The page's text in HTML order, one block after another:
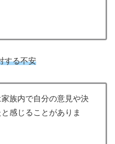
する不安
族内で自分の意見や決
感じることがありま